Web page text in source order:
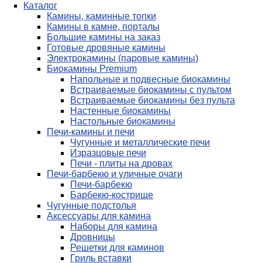
Каталог
Камины, каминные топки
Камины в камне, порталы
Большие камины на заказ
Готовые дровяные камины
Электрокамины (паровые камины)
Биокамины Premium
Напольные и подвесные биокамины
Встраиваемые биокамины с пультом
Встраиваемые биокамины без пульта
Настенные биокамины
Настольные биокамины
Печи-камины и печи
Чугунные и металлические печи
Изразцовые печи
Печи - плиты на дровах
Печи-барбекю и уличные очаги
Печи-барбекю
Барбекю-кострище
Чугунные подстолья
Аксессуары для камина
Наборы для камина
Дровницы
Решетки для каминов
Гриль вставки